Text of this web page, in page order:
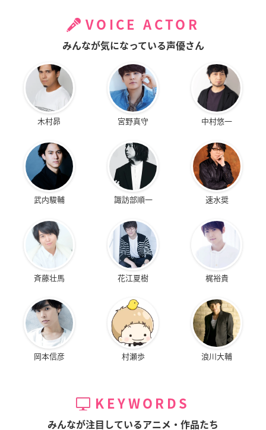
VOICE ACTOR
みんなが気になっている声優さん
木村昴 宮野真守 中村悠一
武内駿輔 諏訪部順一 速水奨
斉藤壮馬 花江夏樹 梶裕貴
岡本信彦 村瀬歩 浪川大輔
KEYWORDS
みんなが注目しているアニメ・作品たち